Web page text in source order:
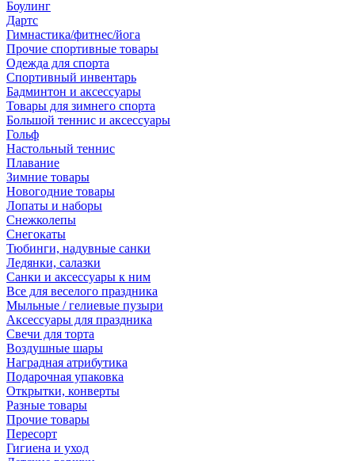
Боулинг
Дартс
Гимнастика/фитнес/йога
Прочие спортивные товары
Одежда для спорта
Спортивный инвентарь
Бадминтон и аксессуары
Товары для зимнего спорта
Большой теннис и аксессуары
Гольф
Настольный теннис
Плавание
Зимние товары
Новогодние товары
Лопаты и наборы
Снежколепы
Снегокаты
Тюбинги, надувные санки
Ледянки, салазки
Санки и аксессуары к ним
Все для веселого праздника
Мыльные / гелиевые пузыри
Аксессуары для праздника
Свечи для торта
Воздушные шары
Наградная атрибутика
Подарочная упаковка
Открытки, конверты
Разные товары
Прочие товары
Пересорт
Гигиена и уход